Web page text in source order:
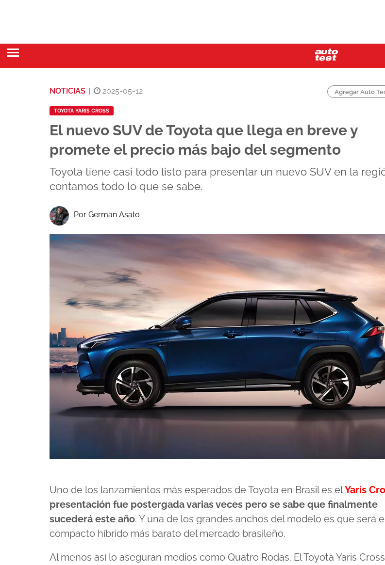
NOTICIAS 2025-05-12 Agregar Auto
TOYOTA YARIS CROSS
El nuevo SUV de Toyota que llega en breve y
promete el precio más bajo del segmento
Toyota tiene casi todo listo para presentar un nuevo SUV en la
contamos todo lo que se sabe.
Por German Asato
Uno de los lanzamientos más esperados de Toyota en Brasil es elYaris
presentación fue postergada varias veces pero se sabe que finalmente
sucederá este año. Y una de los grandes anchos del modelo es que será
compacto híbrido más barato del mercado brasileño.
Al menos así lo aseguran medios como Quatro Rodas. El Toyota Yaris Cross